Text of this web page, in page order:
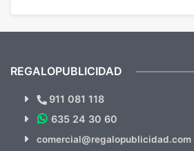
mandaron las miniaturas para
recomendables.
¿Quieres ver
Novedades y Ofertas?
REGALOPUBLICIDAD
911 081 118
635 24 30 60
comercial@regalopublicidad.com